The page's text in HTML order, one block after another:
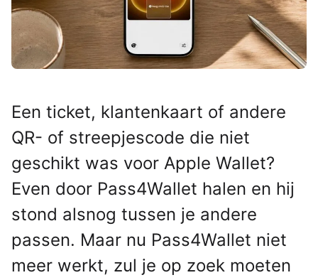
Een ticket, klantenkaart of andere
QR- of streepjescode die niet
geschikt was voor Apple Wallet?
Even door Pass4Wallet halen en hij
stond alsnog tussen je andere
passen. Maar nu Pass4Wallet niet
meer werkt, zul je op zoek moeten